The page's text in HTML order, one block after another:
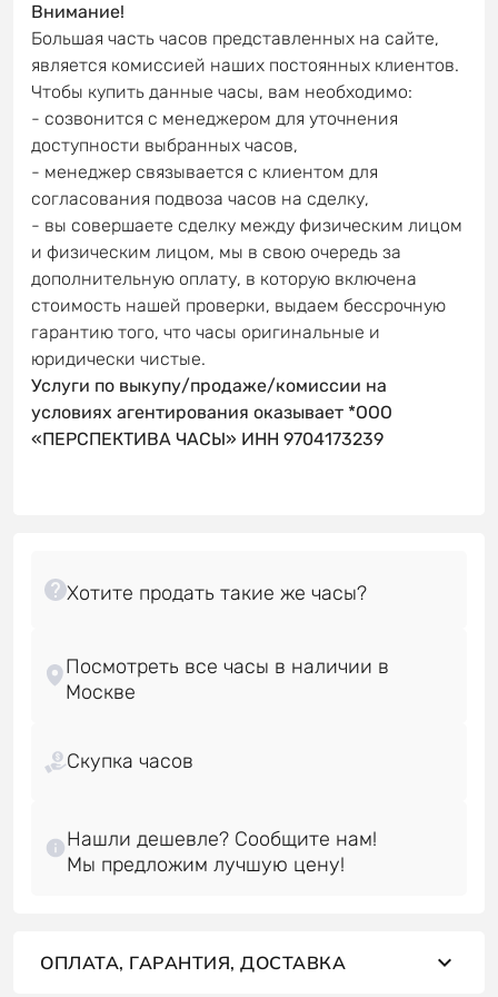
Внимание!
Большая часть часов представленных на сайте,
является комиссией наших постоянных клиентов.
Чтобы купить данные часы, вам необходимо:
- созвонится с менеджером для уточнения
доступности выбранных часов,
- менеджер связывается с клиентом для
согласования подвоза часов на сделку,
- вы совершаете сделку между физическим лицом
и физическим лицом, мы в свою очередь за
дополнительную оплату, в которую включена
стоимость нашей проверки, выдаем бессрочную
гарантию того, что часы оригинальные и
юридически чистые.
Услуги по выкупу/продаже/комиссии на
условиях агентирования оказывает *ООО
«ПЕРСПЕКТИВА ЧАСЫ» ИНН 9704173239
Посмотреть все часы в наличии в
Скупка часов
Нашли дешевле? Сообщите нам!
ОПЛАТА, ГАРАНТИЯ, ДОСТАВКА